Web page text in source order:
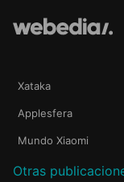
Xataka
Applesfera
Mundo Xiaomi
Otras